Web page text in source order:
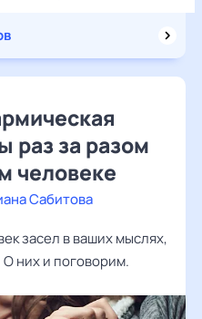
раз за разом
человеке
Сабитова
засел в ваших мыслях,
них и поговорим.